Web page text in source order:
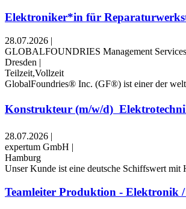
Elektroniker*in für
28.07.2026 |
GLOBALFOUNDRIES Management
Dresden |
Teilzeit,Vollzeit
GlobalFoundries® Inc. (GF®) ist einer der
Konstrukteur (m/w/d) 
28.07.2026 |
expertum GmbH |
Hamburg
Unser Kunde ist eine deutsche Schiffswert mit
Teamleiter Produktion - Elektronik